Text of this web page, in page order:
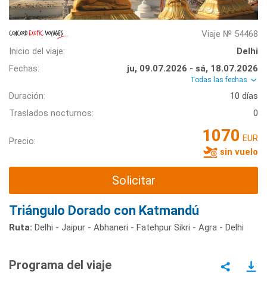
Viaje № 54468
Inicio del viaje:
Delhi
Fechas:
ju, 09.07.2026 - sá, 18.07.2026
Todas las fechas
Duración:
10 días
Traslados nocturnos:
0
Precio: 1070 EUR
sin vuelo
Solicitar
Triángulo Dorado con Katmandú
Ruta: Delhi - Jaipur - Abhaneri - Fatehpur Sikri - Agra - Delhi
Programa del viaje